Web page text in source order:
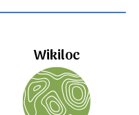
Wikiloc